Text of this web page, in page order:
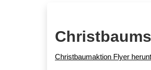
Christbaumaktion Flyer